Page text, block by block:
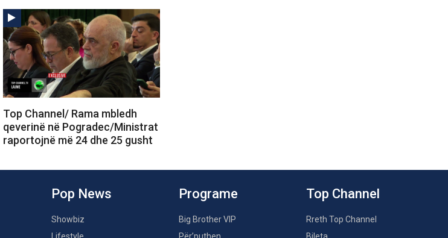
Top Channel/ Rama mbledh
qeverinë në Pogradec/Ministrat
raportojnë më 24 dhe 25 gusht
Pop News
Showbiz
Lifestyle
Programe
Big Brother VIP
Për’puthen
Top Channel
Rreth Top Channel
Bileta